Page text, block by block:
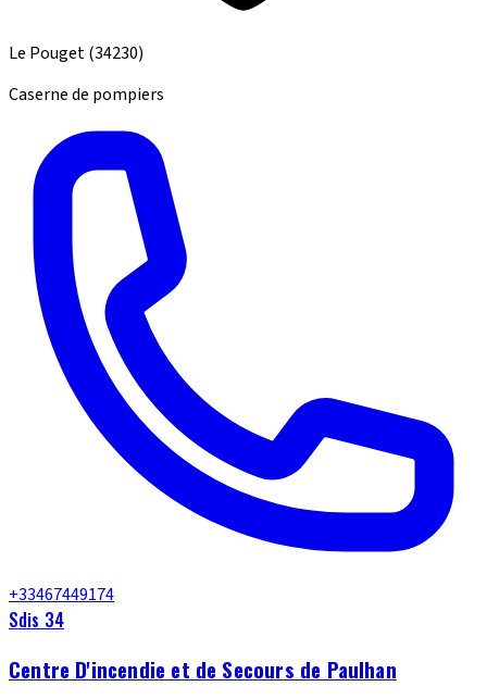
Le Pouget(34230)
Caserne de pompiers
+33467449174
Sdis 34
Centre D'incendie et de Secours de Paulhan